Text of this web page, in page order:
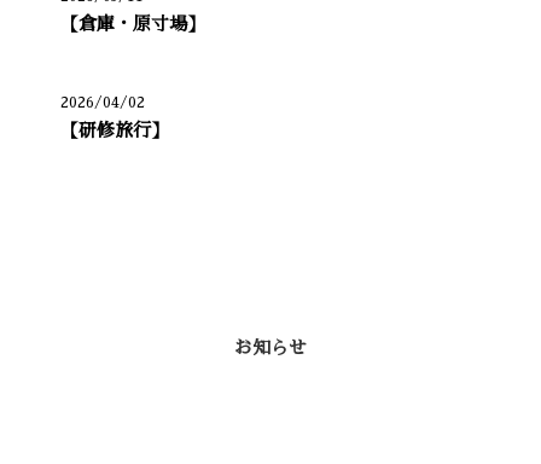
【倉庫・原寸場】
2026/04/02
【研修旅行】
お知らせ